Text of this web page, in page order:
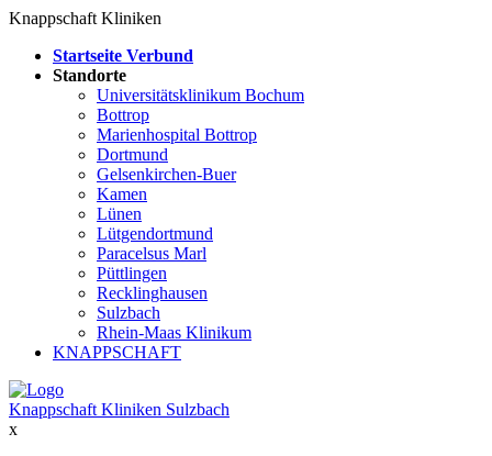
Knappschaft Kliniken
Startseite Verbund
Standorte
Universitätsklinikum Bochum
Bottrop
Marienhospital Bottrop
Dortmund
Gelsenkirchen-Buer
Kamen
Lünen
Lütgendortmund
Paracelsus Marl
Püttlingen
Recklinghausen
Sulzbach
Rhein-Maas Klinikum
KNAPPSCHAFT
Knappschaft Kliniken Sulzbach
x